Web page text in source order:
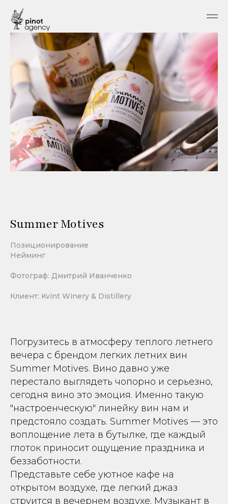
Summer Motives
Позиционирование
Нейминг
Фотограф: Дмитрий Иванченко
Клиент: Kvint Winery & Distillery
Погрузитесь в атмосферу теплого летнего
вечера с брендом легких летних вин
Summer Motives. Вино давно уже
перестало выглядеть чопорно и серьезно,
сегодня вино это эмоция. Именно такую
"настроенческую" линейку вин нам и
предстояло создать. Summer Motives — это
воплощение лета в бутылке, где каждый
глоток приносит ощущение праздника и
беззаботности.
Представьте себе уютное кафе на
открытом воздухе, где легкий джаз
струится в вечернем воздухе. Музыкант в